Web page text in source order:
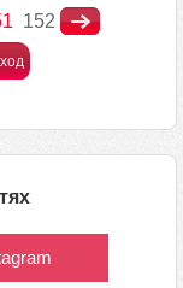
152